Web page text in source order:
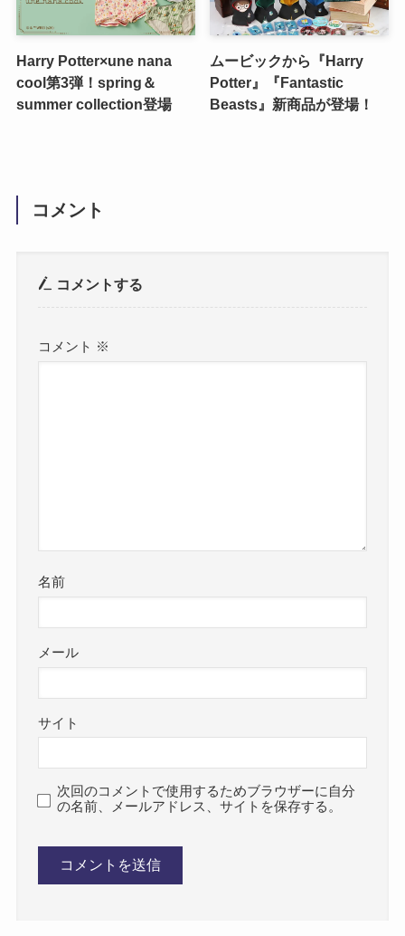
Harry Potter×une nana
cool第3弾！spring＆
summer collection登場
ムービックから『Harry
Potter』『Fantastic
Beasts』新商品が登場！
コメント
コメントする
コメント ※
名前
メール
サイト
次回のコメントで使用するためブラウザーに自分
の名前、メールアドレス、サイトを保存する。